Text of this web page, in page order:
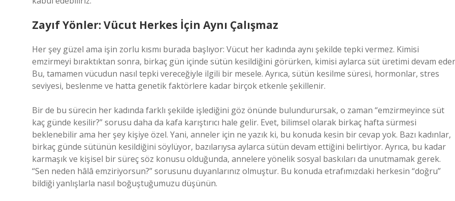
Zayıf Yönler: Vücut Herkes İçin Aynı Çalışmaz
Her şey güzel ama işin zorlu kısmı burada başlıyor: Vücut her kadında aynı şekilde tepki vermez. Kimisi
emzirmeyi bıraktıktan sonra, birkaç gün içinde sütün kesildiğini görürken, kimisi aylarca süt üretimi devam
Bu, tamamen vücudun nasıl tepki vereceğiyle ilgili bir mesele. Ayrıca, sütün kesilme süresi, hormonlar, stres
seviyesi, beslenme ve hatta genetik faktörlere kadar birçok etkenle şekillenir.
Bir de bu sürecin her kadında farklı şekilde işlediğini göz önünde bulundurursak, o zaman “emzirmeyince süt
kaç günde kesilir?” sorusu daha da kafa karıştırıcı hale gelir. Evet, bilimsel olarak birkaç hafta sürmesi
beklenebilir ama her şey kişiye özel. Yani, anneler için ne yazık ki, bu konuda kesin bir cevap yok. Bazı kadınlar,
birkaç günde sütünün kesildiğini söylüyor, bazılarıysa aylarca sütün devam ettiğini belirtiyor. Ayrıca, bu kadar
karmaşık ve kişisel bir süreç söz konusu olduğunda, annelere yönelik sosyal baskıları da unutmamak gerek.
“Sen neden hâlâ emziriyorsun?” sorusunu duyanlarınız olmuştur. Bu konuda etrafımızdaki herkesin “doğru”
bildiği yanlışlarla nasıl boğuştuğumuzu düşünün.